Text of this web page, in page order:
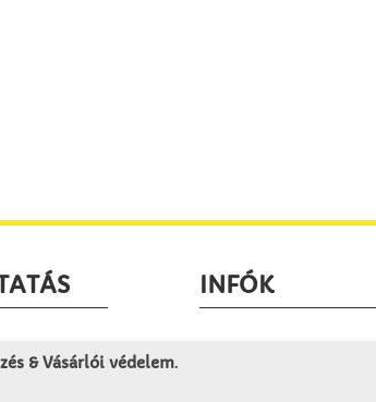
INFÓK
& Vásárlói védelem.